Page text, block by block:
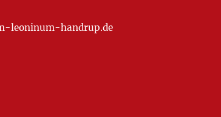
leoninum-handrup.de